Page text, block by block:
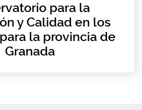
para la
y Calidad en los
para la provincia de
Granada